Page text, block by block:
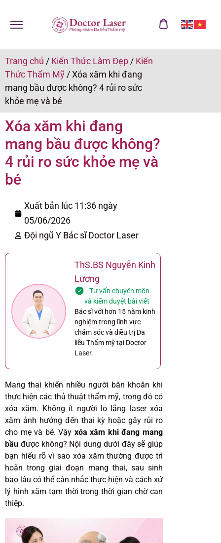
Trang chủ / Kiến Thức Làm Đẹp / Kiến
Thức Thẩm Mỹ /Xóa xăm khi đang
mang bầu được không? 4 rủi ro sức
khỏe mẹ và bé
Xóa xăm khi đang
mang bầu được không?
4 rủi ro sức khỏe mẹ và
bé
Xuất bản lúc 11:36 ngày
05/06/2026
Đội ngũ Y Bác sĩ Doctor Laser
ThS.BS Nguyễn Kinh
Lương
Tư vấn chuyên môn
và kiểm duyệt bài viết
Bác sĩ với hơn 15 năm kinh
nghiệm trong lĩnh vực
chăm sóc và điều trị Da
liễu Thẩm mỹ tại Doctor
Laser.
Mang thai khiến nhiều người băn khoăn khi
thực hiện các thủ thuật thẩm mỹ, trong đó có
xóa xăm. Không ít người lo lắng laser xóa
xăm ảnh hưởng đến thai kỳ hoặc gây rủi ro
cho mẹ và bé. Vậy xóa xăm khi đang mang
bầu được không? Nội dung dưới đây sẽ giúp
bạn hiểu rõ vì sao xóa xăm thường được trì
hoãn trong giai đoạn mang thai, sau sinh
bao lâu có thể cân nhắc thực hiện và cách xử
lý hình xăm tạm thời trong thời gian chờ can
thiệp.